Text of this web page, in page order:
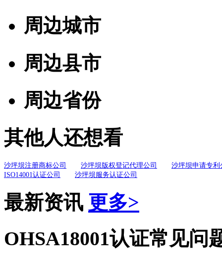
周边城市
周边县市
周边省份
其他人还想看
沙坪坝注册商标公司 沙坪坝版权登记代理公司
沙坪坝申请专利
ISO14001认证公司
沙坪坝服务认证公司
最新资讯 更多>
OHSA18001认证常见问